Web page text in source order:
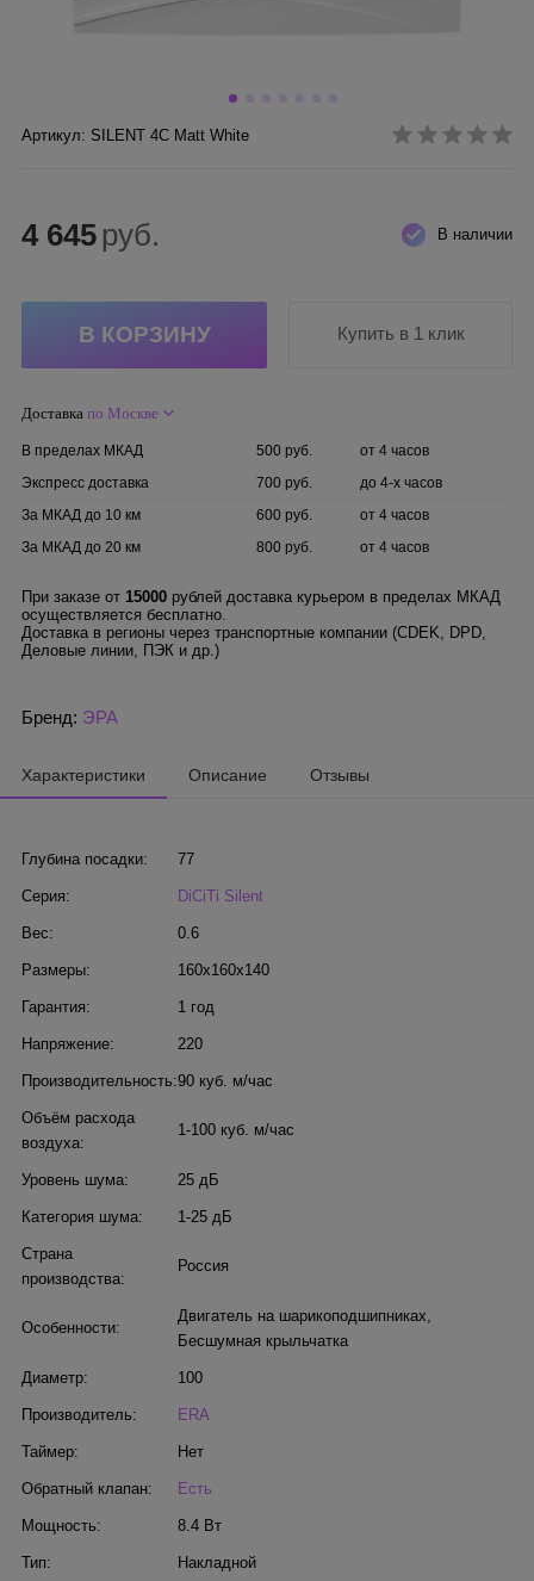
Артикул: SILENT 4C Matt White
В наличии
4 645 руб.
Купить в 1 клик
Доставка по Москве
В пределах МКАД 500 руб.
от 4 часов
Экспресс доставка
700 руб.
до 4-х часов
За МКАД до 10 км
600 руб.
от 4 часов
За МКАД до 20 км
800 руб. от 4 часов
При заказе от 15000 рублей доставка курьером в пределах МКАД
осуществляется бесплатно.
Доставка в регионы через транспортные компании (CDEK, DPD,
Деловые линии, ПЭК и др.)
Бренд: ЭРА
Характеристики Описание Отзывы
Глубина посадки: 77
Серия: DiCiTi Silent
Вес: 0.6
Размеры: 160x160x140
Гарантия: 1 год
Напряжение: 220
Производительность:90 куб. м/час
Объём расхода
воздуха:
1-100 куб. м/час
Уровень шума: 25 дБ
Категория шума: 1-25 дБ
Страна
производства:
Россия
Особенности:
Двигатель на шарикоподшипниках,
Бесшумная крыльчатка
Диаметр: 100
Производитель: ERA
Таймер: Нет
Обратный клапан: Есть
Мощность: 8.4 Вт
Тип: Накладной